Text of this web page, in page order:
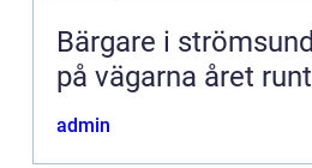
Bärgare i strömsund trygg hjälp
på vägarna året runt
admin